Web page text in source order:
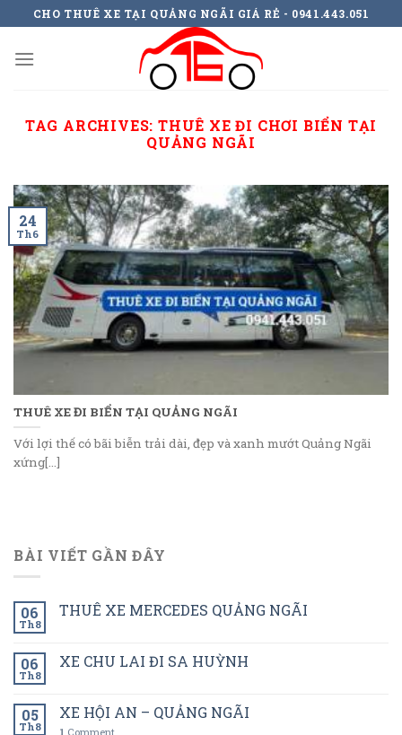
to
content
CHO THUÊ XE TẠI QUẢNG NGÃI GIÁ RẺ - 0941.443.051
TAG ARCHIVES: THUÊ XE ĐI CHƠI BIỂN TẠI
QUẢNG NGÃI
THUÊ XE ĐI BIỂN TẠI QUẢNG NGÃI
Với lợi thế có bãi biễn trải dài, đẹp và xanh mướt Quảng Ngãi
xứng[...]
24
Th6
BÀI VIẾT GẦN ĐÂY
06
Th8
THUÊ XE MERCEDES QUẢNG NGÃI
06
Th8
XE CHU LAI ĐI SA HUỲNH
05
Th8
XE HỘI AN – QUẢNG NGÃI
1 Comment